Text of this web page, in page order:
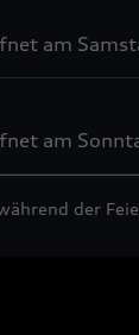
am
am
der